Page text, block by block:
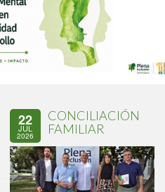
22
JUL
2026
CONCILIACIÓN
FAMILIAR